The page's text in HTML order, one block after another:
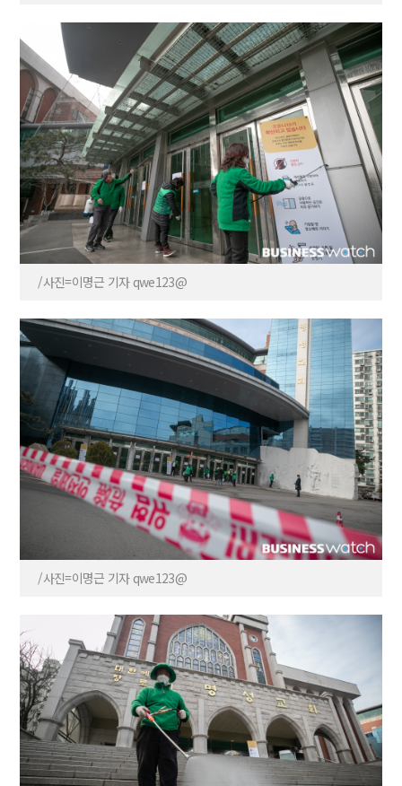
/사진=이명근 기자 qwe123@
/사진=이명근 기자 qwe123@